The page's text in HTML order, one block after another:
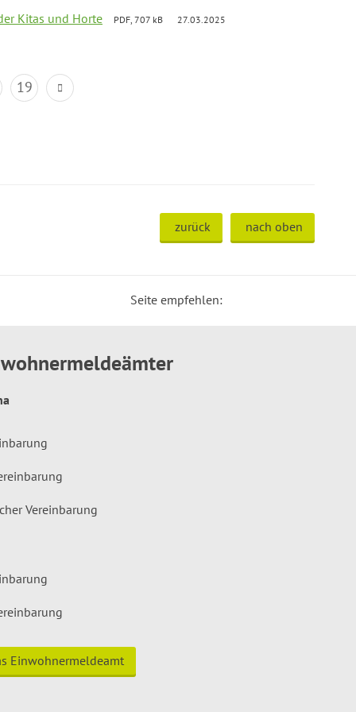
Kitas und Horte PDF, 707 kB 27.03.2025
19
zurück nach oben
Seite empfehlen:
Vereinbarung
Einwohnermeldeamt